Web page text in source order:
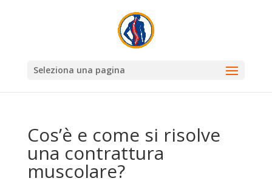
Seleziona una pagina
Cos’è e come si risolve
una contrattura
muscolare?